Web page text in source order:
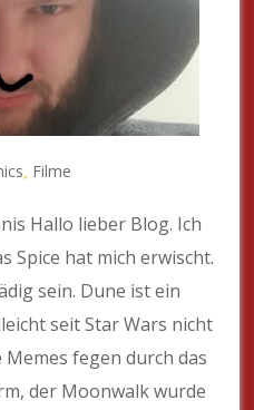
Filme
Hallo lieber Blog. Ich
Spice hat mich erwischt.
sein. Dune ist ein
seit Star Wars nicht
fegen durch das
der Moonwalk wurde